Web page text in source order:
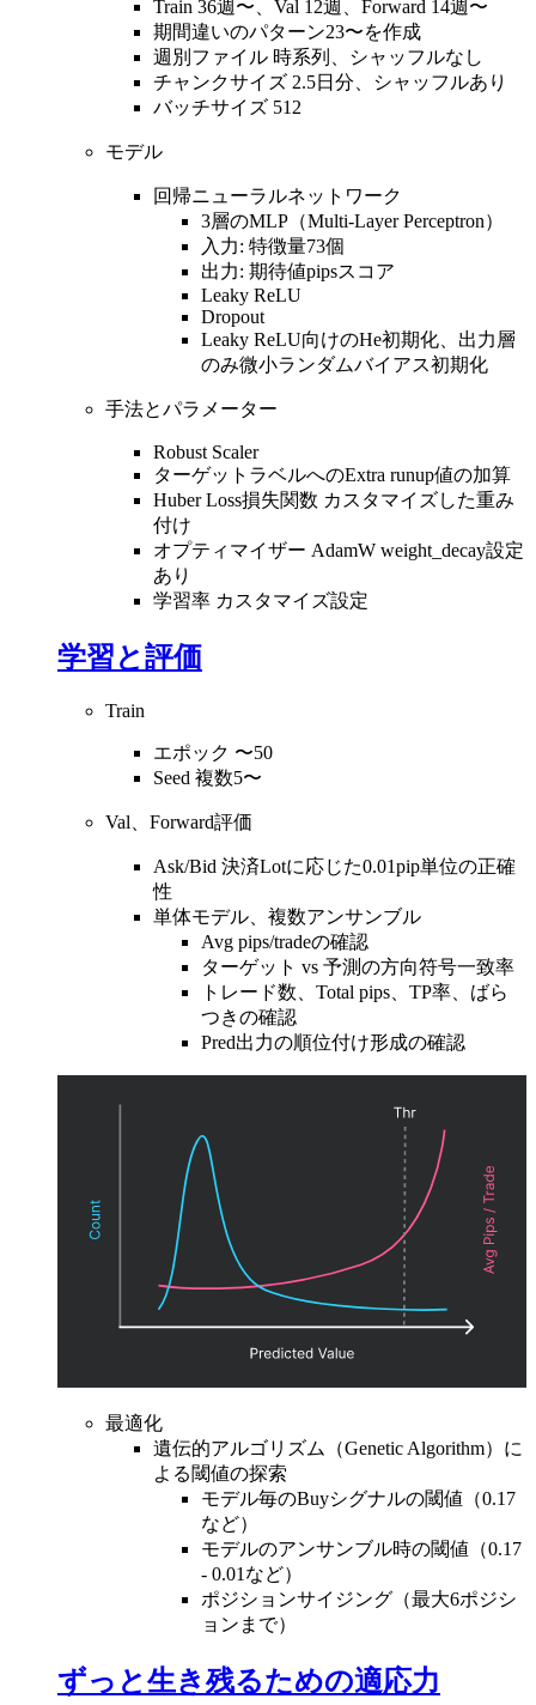
Train 36週〜、Val 12週、Forward 14週〜
期間違いのパターン23〜を作成
週別ファイル 時系列、シャッフルなし
チャンクサイズ 2.5日分、シャッフルあり
バッチサイズ 512
モデル
回帰ニューラルネットワーク
3層のMLP（Multi-Layer Perceptron）
入力: 特徴量73個
出力: 期待値pipsスコア
Leaky ReLU
Dropout
Leaky ReLU向けのHe初期化、出力層
のみ微小ランダムバイアス初期化
手法とパラメーター
Robust Scaler
ターゲットラベルへのExtra runup値の加算
Huber Loss損失関数 カスタマイズした重み
付け
オプティマイザー AdamW weight_decay設定
あり
学習率 カスタマイズ設定
学習と評価
Train
エポック 〜50
Seed 複数5〜
Val、Forward評価
Ask/Bid 決済Lotに応じた0.01pip単位の正確
性
単体モデル、複数アンサンブル
Avg pips/tradeの確認
ターゲット vs 予測の方向符号一致率
トレード数、Total pips、TP率、ばら
つきの確認
Pred出力の順位付け形成の確認
最適化
遺伝的アルゴリズム（Genetic Algorithm）に
よる閾値の探索
モデル毎のBuyシグナルの閾値（0.17
など）
モデルのアンサンブル時の閾値（0.17
- 0.01など）
ポジションサイジング（最大6ポジシ
ョンまで）
ずっと生き残るための適応力